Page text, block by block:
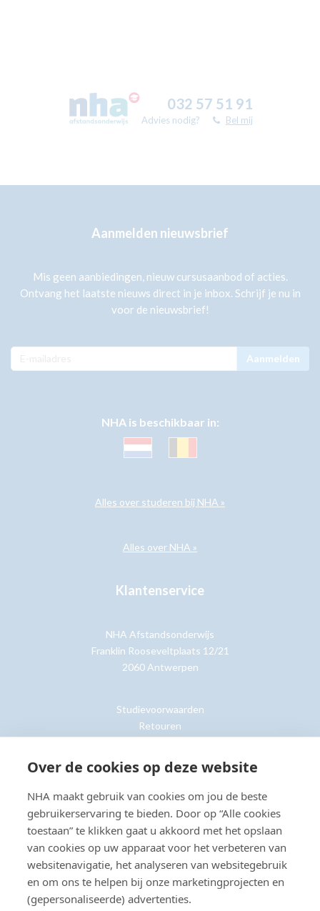
Over de cookies op deze website
NHA maakt gebruik van cookies om jou de beste
gebruikerservaring te bieden. Door op “Alle cookies
toestaan” te klikken gaat u akkoord met het opslaan
van cookies op uw apparaat voor het verbeteren van
websitenavigatie, het analyseren van websitegebruik
en om ons te helpen bij onze marketingprojecten en
(gepersonaliseerde) advertenties.
032 57 51 91
Advies nodig? Bel mij
Aanmelden nieuwsbrief
Mis geen aanbiedingen, nieuw cursusaanbod of acties.
Ontvang het laatste nieuws direct in je inbox. Schrijf je nu in
voor de nieuwsbrief!
Aanmelden
NHA is beschikbaar in:
Alles over studeren bij NHA »
Alles over NHA »
Klantenservice
NHA Afstandsonderwijs
Franklin Rooseveltplaats 12/21
2060 Antwerpen
Studievoorwaarden
Retouren
Klantenservice »
© Copyright 2026 NHA Privacy- en cookieverklaring
Sitemap
Toegankelijkheidsverklaring
Beoordeling:8.8door2203